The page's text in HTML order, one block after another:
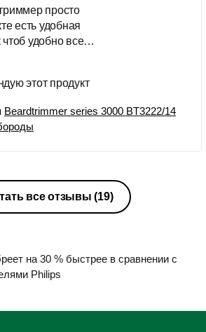
просто
удобно все
этот продукт
Beardtrimmer series 3000 BT3222/14
все отзывы(19)
на 30 % быстрее в сравнении с
Philips